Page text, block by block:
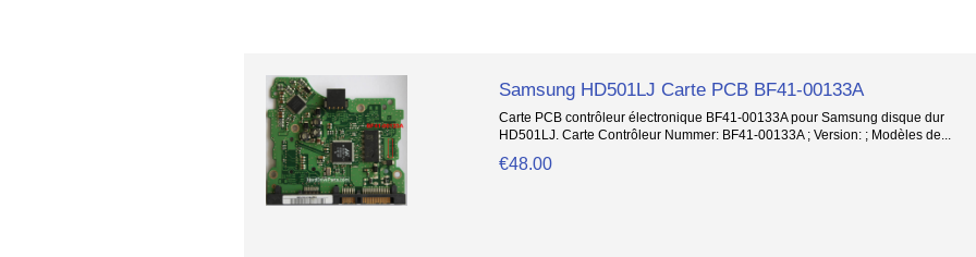
Samsung HD501LJ Carte PCB BF41-00133A
Carte PCB contrôleur électronique BF41-00133A pour Samsung disque dur
HD501LJ. Carte Contrôleur Nummer: BF41-00133A ; Version: ; Modèles de...
€48.00